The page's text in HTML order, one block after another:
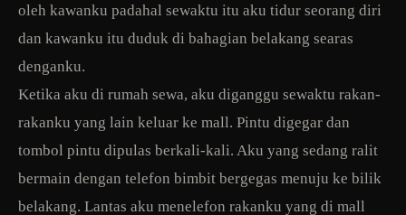
oleh kawanku padahal sewaktu itu aku tidur seorang diri
dan kawanku itu duduk di bahagian belakang searas
denganku.
Ketika aku di rumah sewa, aku diganggu sewaktu rakan-
rakanku yang lain keluar ke mall. Pintu digegar dan
tombol pintu dipulas berkali-kali. Aku yang sedang ralit
bermain dengan telefon bimbit bergegas menuju ke bilik
belakang. Lantas aku menelefon rakanku yang di mall